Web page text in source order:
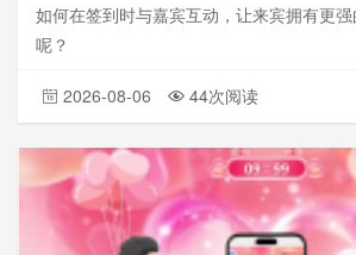
如何在签到时与嘉宾互动，让来宾拥有更
呢？
2026-08-06 44次阅读